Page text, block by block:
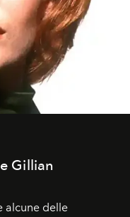
Gillian
alcune delle